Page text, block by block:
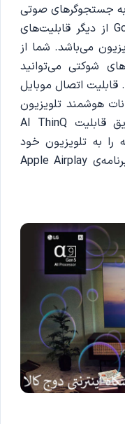
جستجوگرهای صوتی
Alexa ,Amazon و Google Assistant از دیگر قابلیت‌های
می‌باشد. شما از
شوکتی می‌توانید
قابلیت اتصال موبایل
هوشمند تلویزیون
UR8100 ال جی است. شما از طریق قابلیت AI ThinQ
را به تلویزیون خود
متصل کنید. همچنین دسترسی به برنامه‌ی Apple Airplay